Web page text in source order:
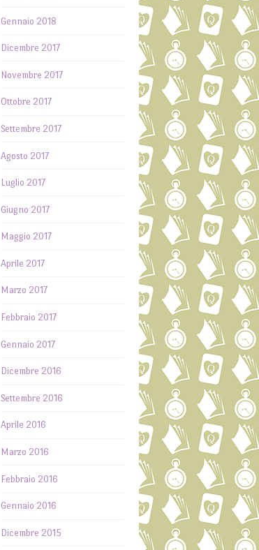
Gennaio 2018
Dicembre 2017
Novembre 2017
Ottobre 2017
Settembre 2017
Agosto 2017
Luglio 2017
Giugno 2017
Maggio 2017
Aprile 2017
Marzo 2017
Febbraio 2017
Gennaio 2017
Dicembre 2016
Settembre 2016
Aprile 2016
Marzo 2016
Febbraio 2016
Gennaio 2016
Dicembre 2015